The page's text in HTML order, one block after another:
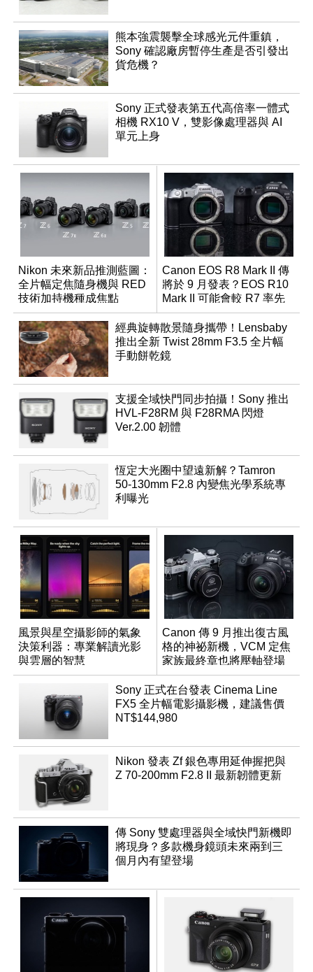
熊本強震襲擊全球感光元件重鎮，
Sony 確認廠房暫停生產是否引發出
貨危機？
Sony 正式發表第五代高倍率一體式
相機 RX10 V，雙影像處理器與 AI
單元上身
Nikon 未來新品推測藍圖：
全片幅定焦隨身機與 RED
技術加持機種成焦點
Canon EOS R8 Mark II 傳
將於 9 月發表？EOS R10
Mark II 可能會較 R7 率先
推出
經典旋轉散景隨身攜帶！Lensbaby
推出全新 Twist 28mm F3.5 全片幅
手動餅乾鏡
支援全域快門同步拍攝！Sony 推出
HVL-F28RM 與 F28RMA 閃燈
Ver.2.00 韌體
恆定大光圈中望遠新解？Tamron
50-130mm F2.8 內變焦光學系統專
利曝光
風景與星空攝影師的氣象
決策利器：專業解讀光影
與雲層的智慧
App「Atmos」登場
Canon 傳 9 月推出復古風
格的神祕新機，VCM 定焦
家族最終章也將壓軸登場
Sony 正式在台發表 Cinema Line
FX5 全片幅電影攝影機，建議售價
NT$144,980
Nikon 發表 Zf 銀色專用延伸握把與
Z 70-200mm F2.8 II 最新韌體更新
傳 Sony 雙處理器與全域快門新機即
將現身？多款機身鏡頭未來兩到三
個月內有望登場